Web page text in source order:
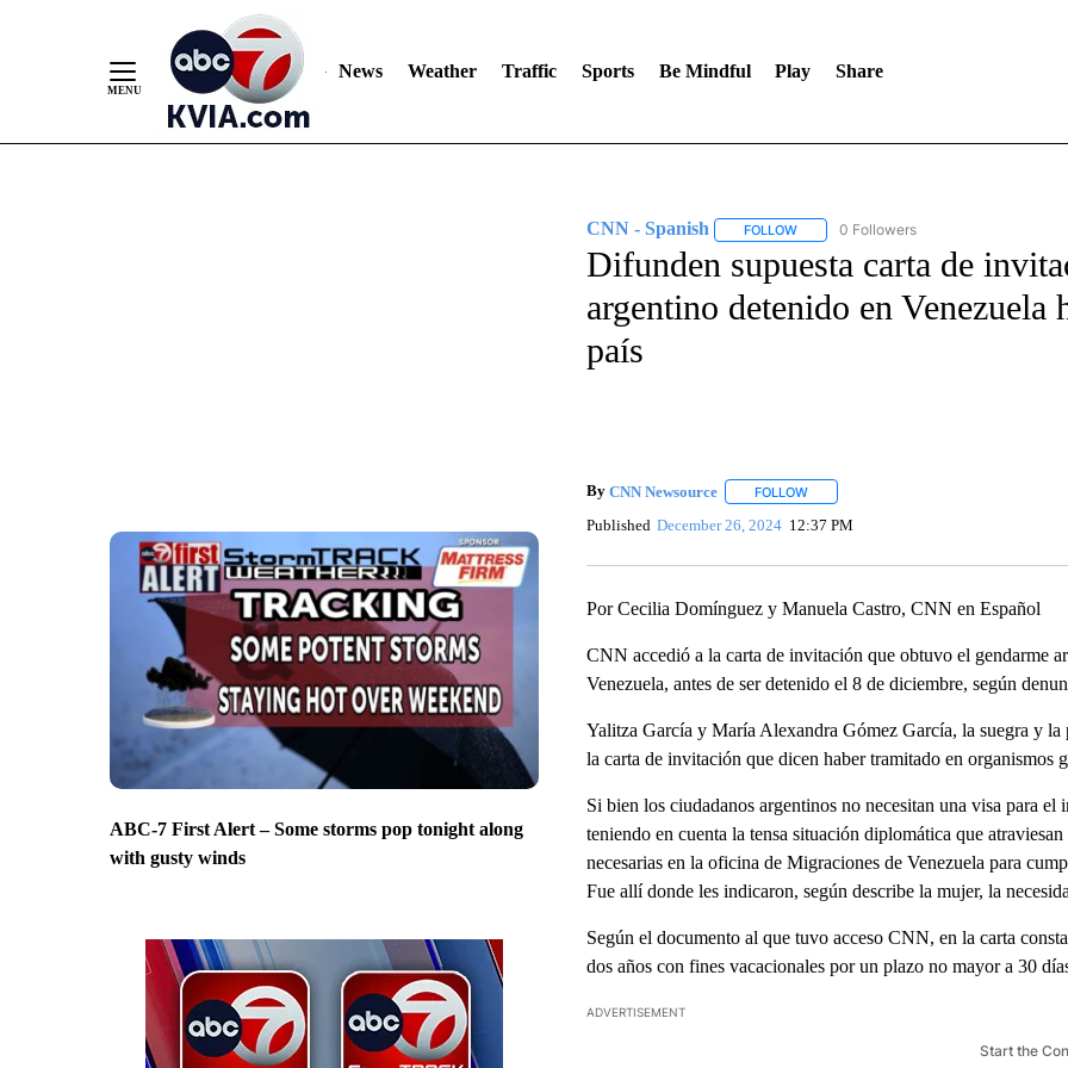
News Weather Traffic Sports Be Mindful Play Share
ABC-7 First Alert – Some storms pop tonight along
with gusty winds
CNN - Spanish FOLLOWFOLLOW "CNN - SPANISH" TO RECEIVE
0 Followers
Difunden supuesta carta de
argentino detenido en Venezuela
país
By CNN Newsource FOLLOWFOLLOW "" TO RECEIVE NOTIFICATIONS
Published December 26, 2024 12:37 PM
Por Cecilia Domínguez y Manuela Castro, CNN en Español
CNN accedió a la carta de invitación que obtuvo el gendarme
Venezuela, antes de ser detenido el 8 de diciembre, según
Yalitza García y María Alexandra Gómez García, la suegra y
la carta de invitación que dicen haber tramitado en organismos
Si bien los ciudadanos argentinos no necesitan una visa para
teniendo en cuenta la tensa situación diplomática que
necesarias en la oficina de Migraciones de Venezuela para
Fue allí donde les indicaron, según describe la mujer, la
Según el documento al que tuvo acceso CNN, en la carta
dos años con fines vacacionales por un plazo no mayor a 30
ADVERTISEMENT
Start the